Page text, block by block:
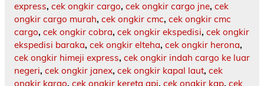
express, cek ongkir cargo, cek ongkir cargo jne, cek
ongkir cargo murah, cek ongkir cmc, cek ongkir cmc
cargo, cek ongkir cobra, cek ongkir ekspedisi, cek ongkir
ekspedisi baraka, cek ongkir elteha, cek ongkir herona,
cek ongkir himeji express, cek ongkir indah cargo ke luar
negeri, cek ongkir janex, cek ongkir kapal laut, cek
ongkir kargo, cek ongkir kereta api, cek ongkir kgp, cek